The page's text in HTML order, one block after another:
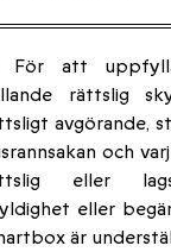
att
rättslig
avgörande,
och
eller
eller
är